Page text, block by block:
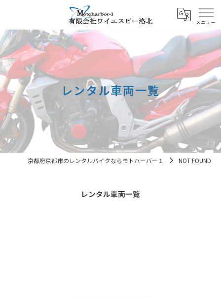
レンタル車両一覧
京都府京都市のレンタルバイクならモトハーバー１ NOT FOUND
レンタル車両一覧